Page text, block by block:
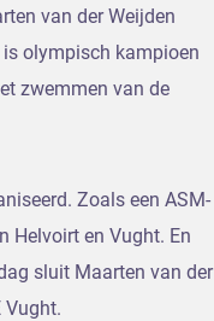
van der Weijden
olympisch kampioen
zwemmen van de
Zoals een ASM-
Helvoirt en Vught. En
sluit Maarten van der
Vught.